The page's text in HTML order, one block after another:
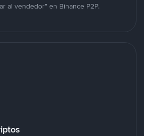
al vendedor" en Binance P2P.